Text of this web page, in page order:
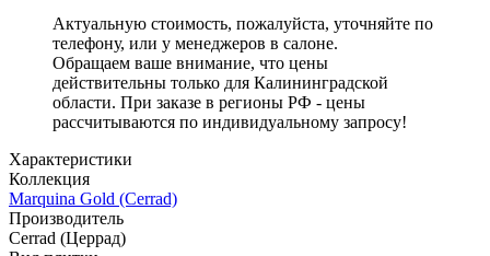
Актуальную стоимость, пожалуйста, уточняйте по
телефону, или у менеджеров в салоне.
Обращаем ваше внимание, что цены
действительны только для Калининградской
области. При заказе в регионы РФ - цены
рассчитываются по индивидуальному запросу!
Характеристики
Коллекция
Marquina Gold (Cerrad)
Производитель
Cerrad (Церрад)